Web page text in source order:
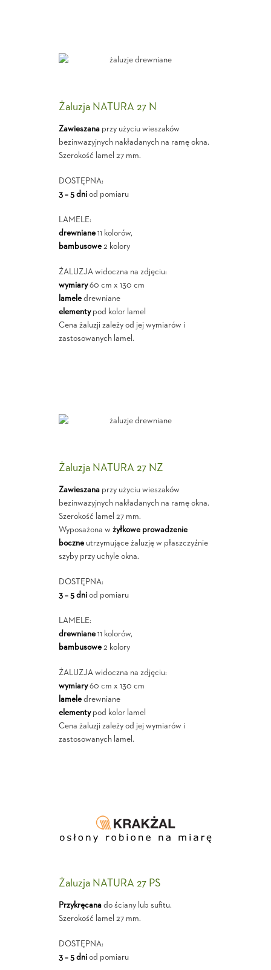
Żaluzja NATURA 27 N
Zawieszanaprzy użyciu wieszaków
bezinwazyjnych nakładanych na ramę okna.
Szerokość lamel 27 mm.
DOSTĘPNA:
3 – 5 dniod pomiaru
LAMELE:
drewniane11 kolorów,
bambusowe2 kolory
ŻALUZJA widoczna na zdjęciu:
wymiary60 cm x 130 cm
lameledrewniane
elementypod kolor lamel
Cena żaluzji zależy od jej wymiarów i
zastosowanych lamel.
Żaluzja NATURA 27 NZ
Zawieszanaprzy użyciu wieszaków
bezinwazyjnych nakładanych na ramę okna.
Szerokość lamel 27 mm.
Wyposażona w żyłkowe prowadzenie
boczneutrzymujące żaluzję w płaszczyźnie
szyby przy uchyle okna.
DOSTĘPNA:
3 – 5 dniod pomiaru
LAMELE:
drewniane11 kolorów,
bambusowe2 kolory
ŻALUZJA widoczna na zdjęciu:
wymiary60 cm x 130 cm
lameledrewniane
elementypod kolor lamel
Cena żaluzji zależy od jej wymiarów i
zastosowanych lamel.
Żaluzja NATURA 27 PS
Przykręcanado ściany lub sufitu.
Szerokość lamel 27 mm.
DOSTĘPNA:
3 – 5 dniod pomiaru